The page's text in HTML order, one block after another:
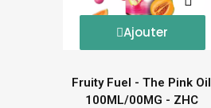
Ajouter
Fruity Fuel - The Pink Oil
100ML/00MG - ZHC